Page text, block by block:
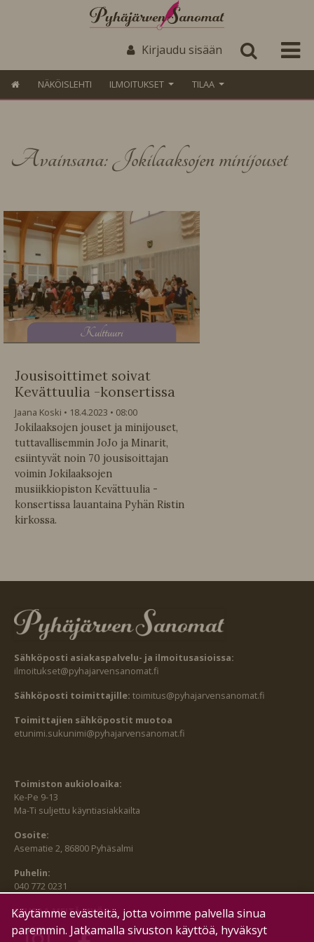
Kirjaudu sisään
NÄKÖISLEHTI ILMOITUKSET TILAA
Avainsana: Jokilaaksojen minijouset
Kulttuuri
Jousisoittimet soivat
Kevättuulia -konsertissa
Jaana Koski 18.4.2023
08:00
Jokilaaksojen jouset ja minijouset,
tuttavallisemmin JoJo ja Minarit,
esiintyvät noin 70 jousisoittajan
voimin Jokilaaksojen
musiikkiopiston Kevättuulia -
konsertissa lauantaina Pyhän Ristin
kirkossa.
Sähköposti asiakaspalvelu- ja ilmoitusasioissa:
ilmoitukset@pyhajarvensanomat.fi
Sähköposti toimittajille: toimitus@pyhajarvensanomat.fi
Toimittajien sähköpostit muotoa
etunimi.sukunimi@pyhajarvensanomat.fi
Toimiston aukioloaika:
Ke-Pe 9-13
Ma-Ti suljettu käyntiasiakkailta
Osoite:
Asematie 2, 86800 Pyhäsalmi
Puhelin:
040 772 0231
SEURAA MEITÄ MYÖS:
Käytämme evästeitä, jotta voimme palvella sinua
paremmin. Jatkamalla sivuston käyttöä, hyväksyt